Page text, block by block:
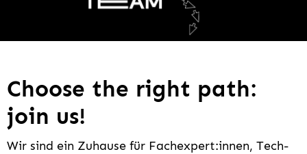
Choose the right path:
join us!
Wir sind ein Zuhause für Fachexpert:innen, Tech-